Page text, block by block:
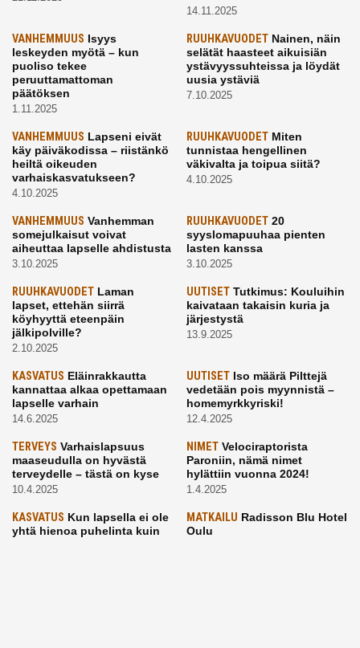
14.11.2025
VANHEMMUUS Isyys
leskeyden myötä – kun
puoliso tekee
peruuttamattoman
päätöksen
1.11.2025
RUUHKAVUODETNainen, näin
selätät haasteet aikuisiän
ystävyyssuhteissa ja löydät
uusia ystäviä
7.10.2025
VANHEMMUUS Lapseni eivät
käy päiväkodissa – riistänkö
heiltä oikeuden
varhaiskasvatukseen?
4.10.2025
RUUHKAVUODETMiten
tunnistaa hengellinen
väkivalta ja toipua siitä?
4.10.2025
VANHEMMUUS Vanhemman
somejulkaisut voivat
aiheuttaa lapselle ahdistusta
3.10.2025
RUUHKAVUODET20
syyslomapuuhaa pienten
lasten kanssa
3.10.2025
RUUHKAVUODET Laman
lapset, ettehän siirrä
köyhyyttä eteenpäin
jälkipolville?
2.10.2025
UUTISETTutkimus: Kouluihin
kaivataan takaisin kuria ja
järjestystä
13.9.2025
KASVATUS Eläinrakkautta
kannattaa alkaa opettamaan
lapselle varhain
14.6.2025
UUTISETIso määrä Pilttejä
vedetään pois myynnistä –
homemyrkkyriski!
12.4.2025
TERVEYS Varhaislapsuus
maaseudulla on hyvästä
terveydelle – tästä on kyse
10.4.2025
NIMETVelociraptorista
Paroniin, nämä nimet
hylättiin vuonna 2024!
1.4.2025
KASVATUS Kun lapsella ei ole
yhtä hienoa puhelinta kuin
MATKAILU Radisson Blu Hotel
Oulu